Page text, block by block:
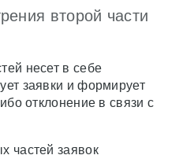
второй части
несет в себе
заявки и формирует
отклонение в связи с
частей заявок